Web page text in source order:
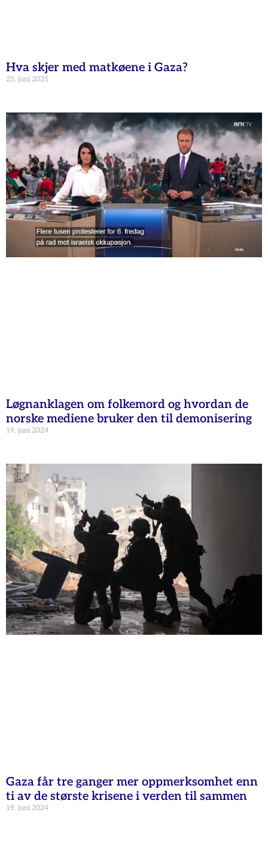
Hva skjer med matkøene i Gaza?
25. juni 2025
Løgnanklagen om folkemord og hvordan de
norske mediene bruker den til demonisering
19. juni 2024
Gaza får tre ganger mer oppmerksomhet enn
ti av de største krisene i verden til sammen
19. juni 2024